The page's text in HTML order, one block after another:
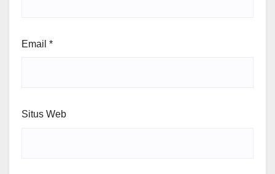
Email *
Situs Web